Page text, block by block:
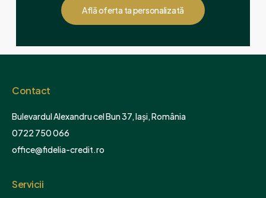
Află oferta ta personalizată
Contact
Bulevardul Alexandru cel Bun 37, Iași, România
0722 750 066
office@fidelia-credit.ro
Servicii